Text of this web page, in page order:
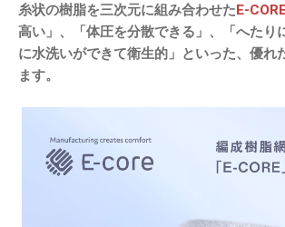
糸状の樹脂を三次元に組み合わせたE-
高い」、「体圧を分散できる」、「へたり
に水洗いができて衛生的」といった、優れ
ます。